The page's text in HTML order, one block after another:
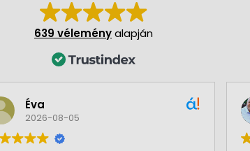
639 véleményalapján
Éva
2026-08-05